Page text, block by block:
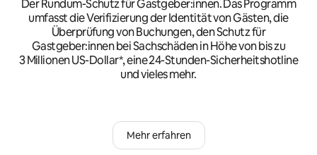
Der Rundum-Schutz für Gastgeber:innen. Das Programm
umfasst die Verifizierung der Identität von Gästen, die
Überprüfung von Buchungen, den Schutz für
Gastgeber:innen bei Sachschäden in Höhe von bis zu
3 Millionen US-Dollar*, eine 24-Stunden-Sicherheitshotline
und vieles mehr.
Mehr erfahren